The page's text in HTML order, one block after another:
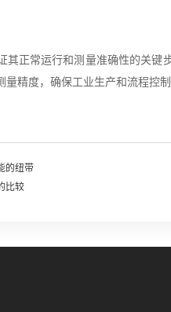
其正常运行和测量准确性的关
精度，确保工业生产和流程控制
的纽带
比较